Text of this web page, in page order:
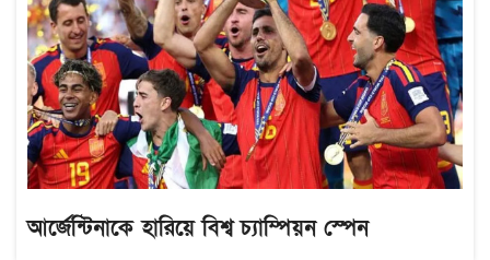
আর্জেন্টিনাকে হারিয়ে বিশ্ব চ্যাম্পিয়ন স্পেন